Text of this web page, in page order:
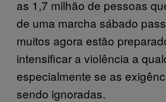
as 1,7 milhão de pessoas
de uma marcha sábado
muitos agora estão
intensificar a violência a
especialmente se as
sendo ignoradas.